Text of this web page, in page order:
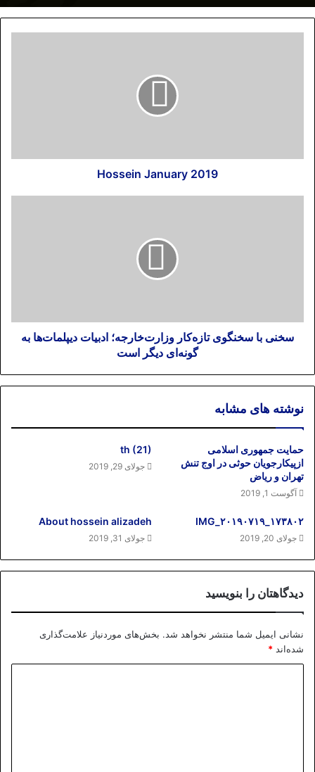
Hossein January 2019
سخنی با سخنگوی تازه‌کار وزارت‌خارجه؛ ادبیات دیپلمات‌ها به
گونه‌ای دیگر است
نوشته های مشابه
حمایت جمهوری اسلامی
ازپیکارجویان حوثی در اوج تنش
تهران و ریاض
آگوست 1, 2019
th (21)
جولای 29, 2019
IMG_۲۰۱۹۰۷۱۹_۱۷۳۸۰۲
جولای 20, 2019
About hossein alizadeh
جولای 31, 2019
دیدگاهتان را بنویسید
نشانی ایمیل شما منتشر نخواهد شد. بخش‌های موردنیاز علامت‌گذاری
شده‌اند *